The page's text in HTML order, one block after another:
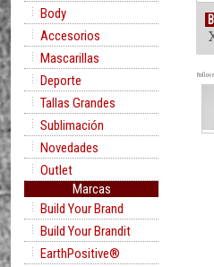
Body
Accesorios
Mascarillas
Deporte
Tallas Grandes
Sublimación
Novedades
Outlet
Marcas
Build Your Brand
Build Your Brandit
EarthPositive®